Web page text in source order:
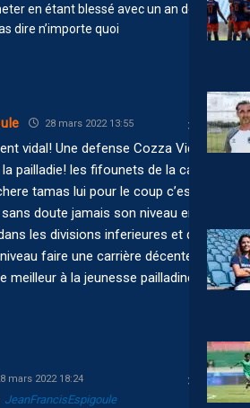
en étant blessé avec un an de
dire n’importe quoi
28 mars 2022 13:55
vidal! Une defense Cozza Vidal
pailladie! les fifounets de la casa
tamas lui pour le coup c’est
doute jamais son niveau en
les divisions inferieures et qu’il
faire une carrière décente voir
à la jeunesse pailladine!
mars 2022 18:24
JeanFrancisEspigoule